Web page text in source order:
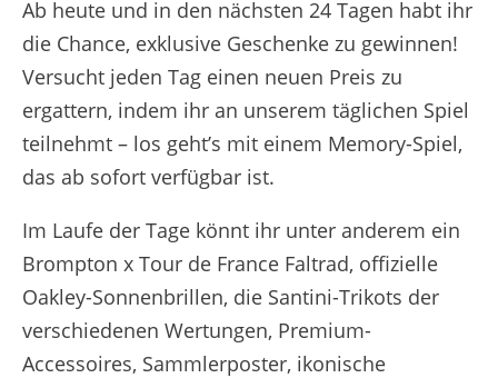
Ab heute und in den nächsten 24 Tagen habt ihr
die Chance, exklusive Geschenke zu gewinnen!
Versucht jeden Tag einen neuen Preis zu
ergattern, indem ihr an unserem täglichen Spiel
teilnehmt – los geht’s mit einem Memory-Spiel,
das ab sofort verfügbar ist.
Im Laufe der Tage könnt ihr unter anderem ein
Brompton x Tour de France Faltrad, offizielle
Oakley-Sonnenbrillen, die Santini-Trikots der
verschiedenen Wertungen, Premium-
Accessoires, Sammlerposter, ikonische